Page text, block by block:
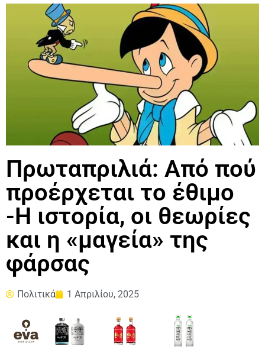
Πρωταπριλιά: Από πού
προέρχεται το έθιμο
-Η ιστορία, οι θεωρίες
και η «μαγεία» της
φάρσας
Πολιτικά 1 Απριλίου, 2025